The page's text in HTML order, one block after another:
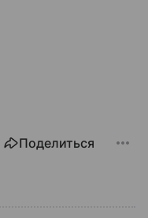
Поделиться